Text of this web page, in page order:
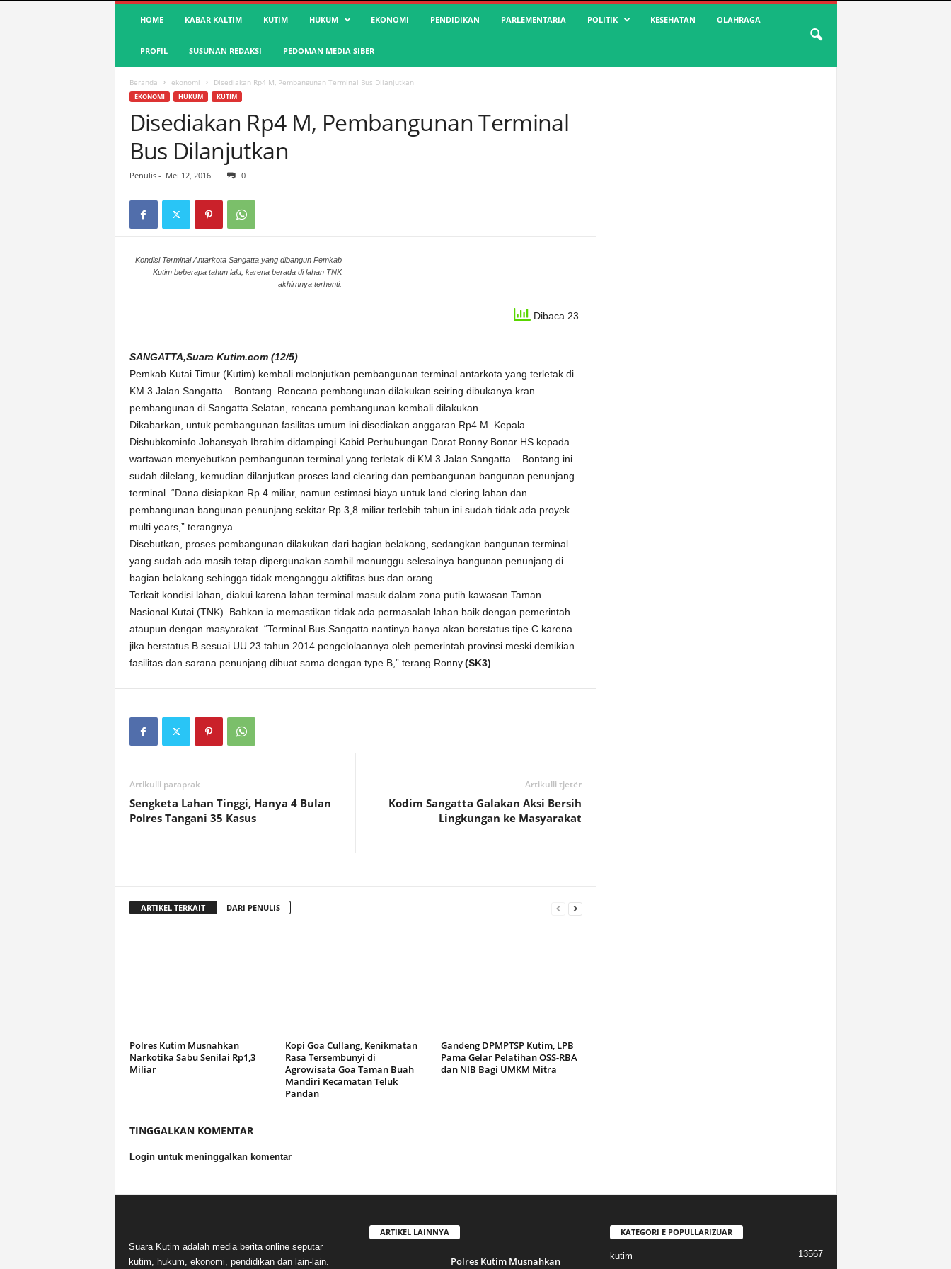
S
a
HOME KABAR KALTIM KUTIM HUKUM EKONOMI PENDIDIKAN PARLEMENTARIA POLITIK KESEHATAN OLAHRAGA
PROFIL SUSUNAN REDAKSI PEDOMAN MEDIA SIBER
Beranda ekonomi Disediakan Rp4 M, Pembangunan Terminal Bus Dilanjutkan
EKONOMI HUKUM KUTIM
Disediakan Rp4 M, Pembangunan Terminal
Bus Dilanjutkan
Penulis - Mei 12, 2016 0
Kondisi Terminal Antarkota Sangatta yang dibangun Pemkab
Kutim beberapa tahun lalu, karena berada di lahan TNK
akhirnnya terhenti.
Dibaca 23
SANGATTA,Suara Kutim.com (12/5)
Pemkab Kutai Timur (Kutim) kembali melanjutkan pembangunan terminal antarkota yang terletak di
KM 3 Jalan Sangatta – Bontang. Rencana pembangunan dilakukan seiring dibukanya kran
pembangunan di Sangatta Selatan, rencana pembangunan kembali dilakukan.
Dikabarkan, untuk pembangunan fasilitas umum ini disediakan anggaran Rp4 M. Kepala
Dishubkominfo Johansyah Ibrahim didampingi Kabid Perhubungan Darat Ronny Bonar HS kepada
wartawan menyebutkan pembangunan terminal yang terletak di KM 3 Jalan Sangatta – Bontang ini
sudah dilelang, kemudian dilanjutkan proses land clearing dan pembangunan bangunan penunjang
terminal. “Dana disiapkan Rp 4 miliar, namun estimasi biaya untuk land clering lahan dan
pembangunan bangunan penunjang sekitar Rp 3,8 miliar terlebih tahun ini sudah tidak ada proyek
multi years,” terangnya.
Disebutkan, proses pembangunan dilakukan dari bagian belakang, sedangkan bangunan terminal
yang sudah ada masih tetap dipergunakan sambil menunggu selesainya bangunan penunjang di
bagian belakang sehingga tidak menganggu aktifitas bus dan orang.
Terkait kondisi lahan, diakui karena lahan terminal masuk dalam zona putih kawasan Taman
Nasional Kutai (TNK). Bahkan ia memastikan tidak ada permasalah lahan baik dengan pemerintah
ataupun dengan masyarakat. “Terminal Bus Sangatta nantinya hanya akan berstatus tipe C karena
jika berstatus B sesuai UU 23 tahun 2014 pengelolaannya oleh pemerintah provinsi meski demikian
fasilitas dan sarana penunjang dibuat sama dengan type B,” terang Ronny.(SK3)
Artikulli paraprak
Sengketa Lahan Tinggi, Hanya 4 Bulan
Polres Tangani 35 Kasus
Artikulli tjetër
Kodim Sangatta Galakan Aksi Bersih
Lingkungan ke Masyarakat
ARTIKEL TERKAIT DARI PENULIS
Polres Kutim Musnahkan
Narkotika Sabu Senilai Rp1,3
Miliar
Kopi Goa Cullang, Kenikmatan
Rasa Tersembunyi di
Agrowisata Goa Taman Buah
Mandiri Kecamatan Teluk
Pandan
Gandeng DPMPTSP Kutim, LPB
Pama Gelar Pelatihan OSS-RBA
dan NIB Bagi UMKM Mitra
TINGGALKAN KOMENTAR
Login untuk meninggalkan komentar
Suara Kutim adalah media berita online seputar
kutim, hukum, ekonomi, pendidikan dan lain-lain.
ARTIKEL LAINNYA
Polres Kutim Musnahkan
KATEGORI E POPULLARIZUAR
kutim 13567